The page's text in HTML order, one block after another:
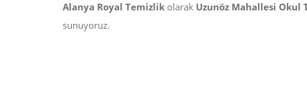
Alanya Royal Temizlik olarak Uzunöz Mahallesi Okul
sunuyoruz.